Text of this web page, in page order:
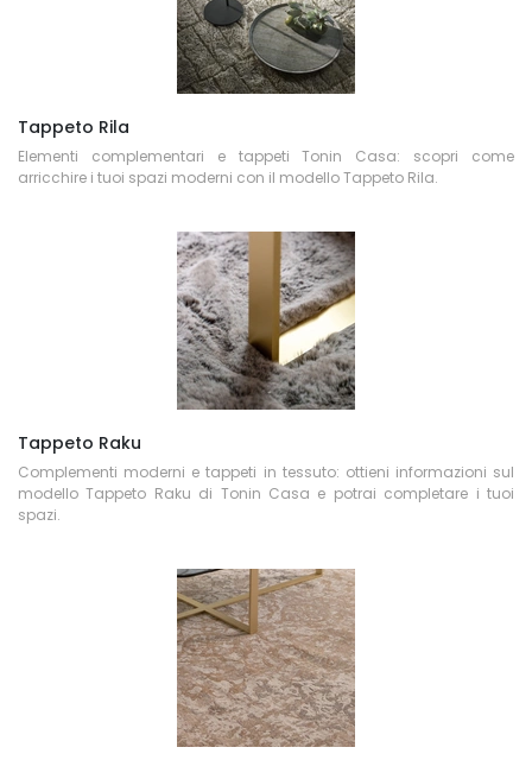
Tappeto Rila
Elementi complementari e tappeti Tonin Casa: scopri come
arricchire i tuoi spazi moderni con il modello Tappeto Rila.
Tappeto Raku
Complementi moderni e tappeti in tessuto: ottieni informazioni sul
modello Tappeto Raku di Tonin Casa e potrai completare i tuoi
spazi.